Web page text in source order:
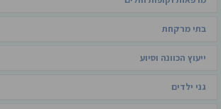
בתי מרקחת
ייעוץ הכוונה וסיוע
גני ילדים